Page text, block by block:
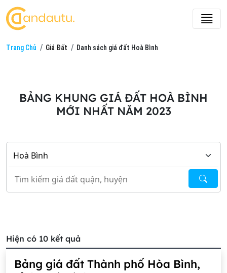
Trang Chủ Giá Đất Danh sách giá đất Hoà Bình
BẢNG KHUNG GIÁ ĐẤT HOÀ BÌNH
MỚI NHẤT NĂM 2023
Hiện có 10 kết quả
Bảng giá đất Thành phố Hòa Bình,